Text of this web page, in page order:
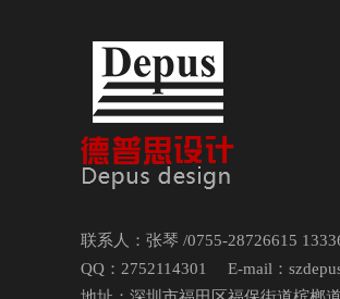
联系人：张琴 /0755-28726615
QQ：2752114301 E-mail：